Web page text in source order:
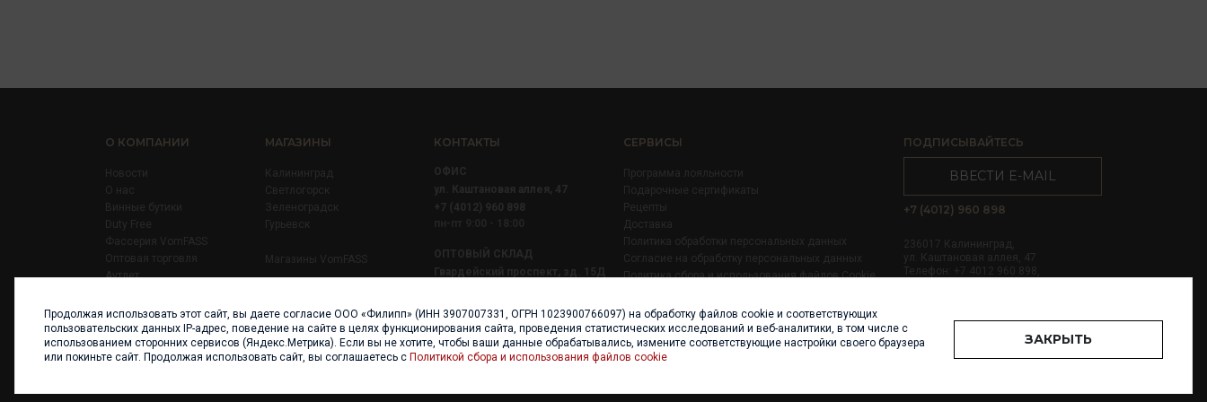
О КОМПАНИИ
Новости
О нас
Винные бутики
Duty Free
Фассерия VomFASS
Оптовая торговля
Аутлет
Карьера
Контакты
МАГАЗИНЫ
Калининград
Светлогорск
Зеленоградск
Гурьевск
Магазины VomFASS
КОНТАКТЫ
ОФИС
ул. Каштановая аллея, 47
+7 (4012) 960 898
ОПТОВЫЙ СКЛАД
Гвардейский проспект, зд. 15Д
пн-пт 8:00 - 17:00
СЕРВИСЫ
Программа лояльности
Подарочные сертификаты
Рецепты
Доставка
Политика обработки персональных данных
Согласие на обработку персональных данных
Политика сбора и использования файлов Cookie
ПОДПИСЫВАЙТЕСЬ
ВВЕСТИ E-MAIL
+7 (4012) 960 898
236017 Калининград,
ул. Каштановая аллея, 47
Телефон: +7 4012 960 898,
Продолжая использовать этот сайт, вы даете согласие ООО «Филипп» (ИНН 3907007331, ОГРН 1023900766097) на обработку файлов cookie и соответствующих
пользовательских данных IP-адрес, поведение на сайте в целях функционирования сайта, проведения статистических исследований и веб-аналитики, в том числе с
использованием сторонних сервисов (Яндекс.Метрика). Если вы не хотите, чтобы ваши данные обрабатывались, измените соответствующие настройки своего браузера
или покиньте сайт. Продолжая использовать сайт, вы соглашаетесь с Политикой сбора и использования файлов cookie
ЗАКРЫТЬ